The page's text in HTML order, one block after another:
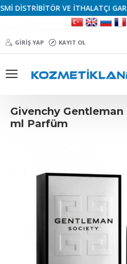
DİSTRİBİTÖR VE İTHALATÇI
GIRIŞ YAP KAYIT OL
Givenchy Gentleman
ml Parfüm